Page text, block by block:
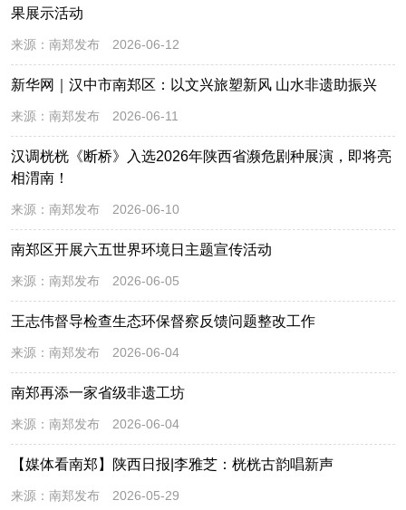
果展示活动
来源： 南郑发布 2026-06-12
新华网｜汉中市南郑区：以文兴旅塑新风 山水非遗助振兴
来源： 南郑发布 2026-06-11
汉调桄桄《断桥》入选2026年陕西省濒危剧种展演，即将亮
相渭南！
来源： 南郑发布 2026-06-10
南郑区开展六五世界环境日主题宣传活动
来源： 南郑发布 2026-06-05
王志伟督导检查生态环保督察反馈问题整改工作
来源： 南郑发布 2026-06-04
南郑再添一家省级非遗工坊
来源： 南郑发布 2026-06-04
【媒体看南郑】陕西日报|李雅芝：桄桄古韵唱新声
来源： 南郑发布 2026-05-29